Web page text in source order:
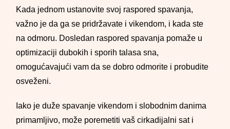
Kada jednom ustanovite svoj raspored spavanja,
važno je da ga se pridržavate i vikendom, i kada ste
na odmoru. Dosledan raspored spavanja pomaže u
optimizaciji dubokih i sporih talasa sna,
omogućavajući vam da se dobro odmorite i probudite
osveženi.
Iako je duže spavanje vikendom i slobodnim danima
primamljivo, može poremetiti vaš cirkadijalni sat i